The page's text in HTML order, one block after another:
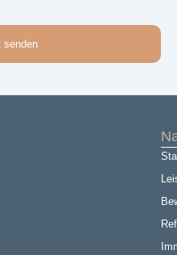
senden